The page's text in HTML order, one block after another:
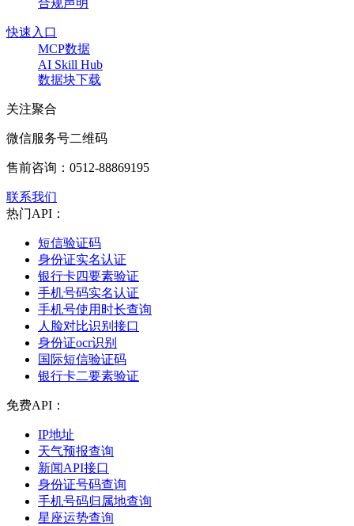
快速入口
MCP数据
AI Skill Hub
数据块下载
关注聚合
微信服务号二维码
售前咨询： 0512-88869195
联系我们
热门API：
短信验证码
身份证实名认证
银行卡四要素验证
手机号码实名认证
手机号使用时长查询
人脸对比识别接口
身份证ocr识别
国际短信验证码
银行卡二要素验证
免费API：
IP地址
天气预报查询
新闻API接口
身份证号码查询
手机号码归属地查询
星座运势查询